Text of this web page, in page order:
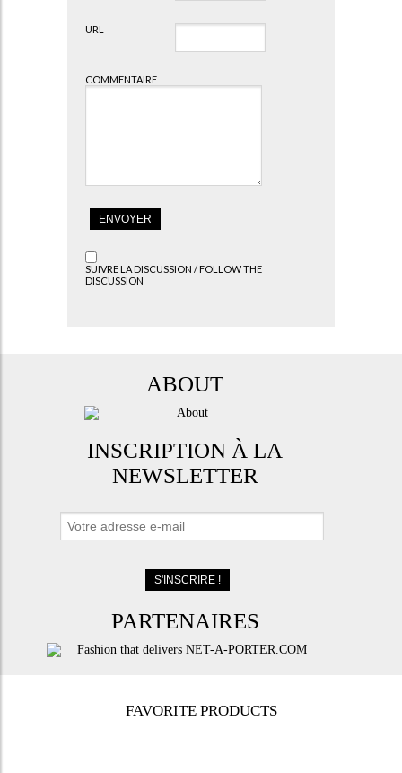
URL
COMMENTAIRE
SUIVRE LA DISCUSSION / FOLLOW THE
DISCUSSION
ABOUT
INSCRIPTION À LA
NEWSLETTER
PARTENAIRES
FAVORITE PRODUCTS